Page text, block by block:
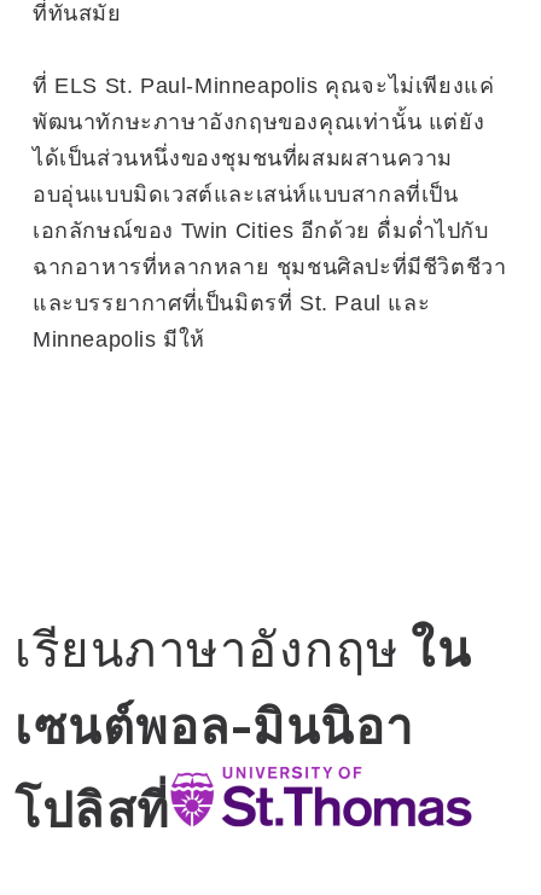
ที่ทันสมัย
ที่ ELS St. Paul-Minneapolis คุณจะไม่เพียงแค่
พัฒนาทักษะภาษาอังกฤษของคุณเท่านั้น แต่ยัง
ได้เป็นส่วนหนึ่งของชุมชนที่ผสมผสานความ
อบอุ่นแบบมิดเวสต์และเสน่ห์แบบสากลที่เป็น
เอกลักษณ์ของ Twin Cities อีกด้วย ดื่มด่ำไปกับ
ฉากอาหารที่หลากหลาย ชุมชนศิลปะที่มีชีวิตชีวา
และบรรยากาศที่เป็นมิตรที่ St. Paul และ
Minneapolis มีให้
เรียนภาษาอังกฤษ ใน
เซนต์พอล-มินนิอา
โปลิสที่